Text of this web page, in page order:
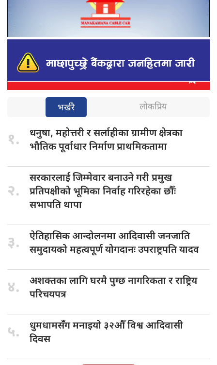
भर्खरै लोकप्रिय
१. धनुषा, महोत्तरीर सर्लाहीका ग्रामीण क्षेत्रका
भौतिक पूर्वाधार निर्माण प्राथमिकतामा
२.
सरकारलाई जिम्मेवारबनाउने गरी प्रमुख
प्रतिपक्षीको भूमिका निर्वाह गरिरहेका छौँः
सभापति थापा
३. ऐतिहासिक आन्दोलनमाआदिवासी जनजाति
समुदायको महत्वपूर्ण योगदानः उपराष्ट्रपति यादव
४. अशक्तका लागिघरमै पुग्छ नागरिकता र राष्ट्रिय
परिचयपत्र
५. धुमधामसँग मनाइयो ३२औँ विश्व आदिवासी
दिवस